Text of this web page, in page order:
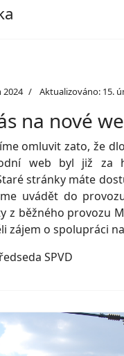
2024 Aktualizováno: 15.
na nové
omluvit zato, že
web byl již za
stránky máte
uvádět do
z běžného provozu
zájem o spolupráci
SPVD